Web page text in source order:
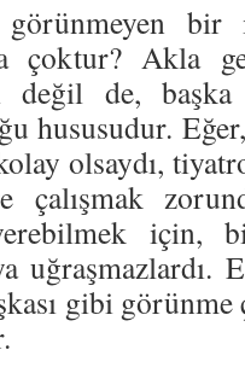
bir
Akla
de,
hususudur.
olsaydı,
uğraşmazlardı.
gibi görünme